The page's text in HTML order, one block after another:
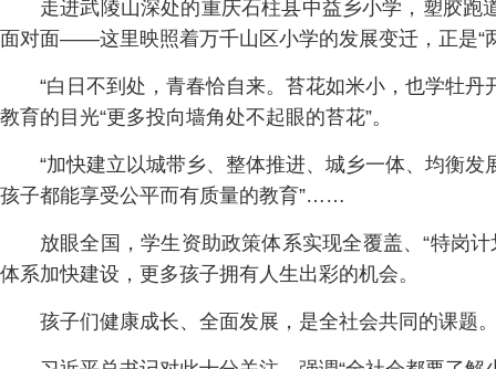
走进武陵山深处的重庆石柱县中益乡小学，塑胶
面对面——这里映照着万千山区小学的发展变迁，正是“
“白日不到处，青春恰自来。苔花如米小，也学牡
教育的目光“更多投向墙角处不起眼的苔花”。
“加快建立以城带乡、整体推进、城乡一体、均衡
孩子都能享受公平而有质量的教育”……
放眼全国，学生资助政策体系实现全覆盖、“特岗
体系加快建设，更多孩子拥有人生出彩的机会。
孩子们健康成长、全面发展，是全社会共同的课题